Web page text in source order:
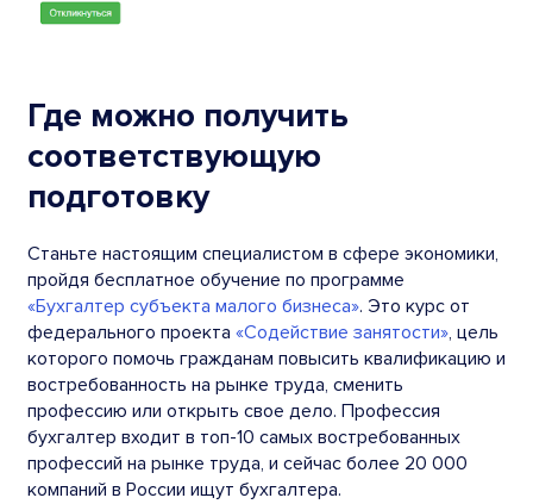
Где можно получить
соответствующую
подготовку
Станьте настоящим специалистом в сфере экономики,
пройдя бесплатное обучение по программе
«Бухгалтер субъекта малого бизнеса». Это курс от
федерального проекта «Содействие занятости», цель
которого помочь гражданам повысить квалификацию и
востребованность на рынке труда, сменить
профессию или открыть свое дело. Профессия
бухгалтер входит в топ-10 самых востребованных
профессий на рынке труда, и сейчас более 20 000
компаний в России ищут бухгалтера.